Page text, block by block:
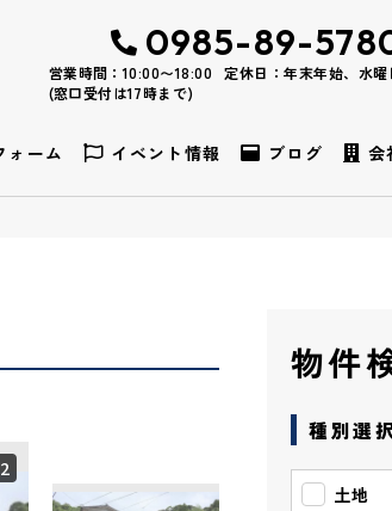
0985-89-
営業時間：10:00〜18:00
定休日：年末年始、水曜
(窓口受付は17時まで)
ォーム イベント情報 ブログ 会
物件
種別選
土地